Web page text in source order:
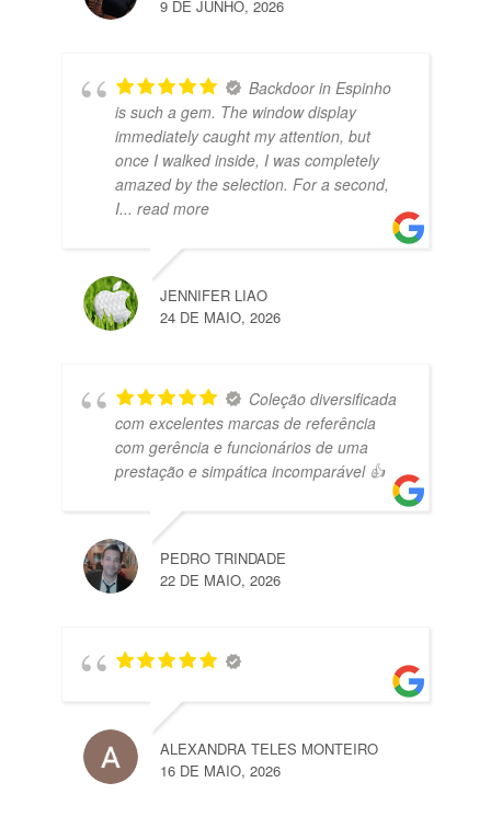
9 DE JUNHO, 2026
Backdoor in Espinho
is such a gem. The window display
immediately caught my attention, but
once I walked inside, I was completely
amazed by the selection. For a second,
I... read more
JENNIFER LIAO
24 DE MAIO, 2026
Coleção diversificada
com excelentes marcas de referência
com gerência e funcionários de uma
prestação e simpática incomparável 👍
PEDRO TRINDADE
22 DE MAIO, 2026
ALEXANDRA TELES MONTEIRO
16 DE MAIO, 2026